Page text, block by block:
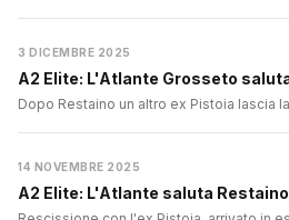
3 DICEMBRE 2025
A2 Elite: L'Atlante Grosseto
Dopo Restaino un altro ex Pistoia lascia
14 NOVEMBRE 2025
A2 Elite: L'Atlante saluta Restaino